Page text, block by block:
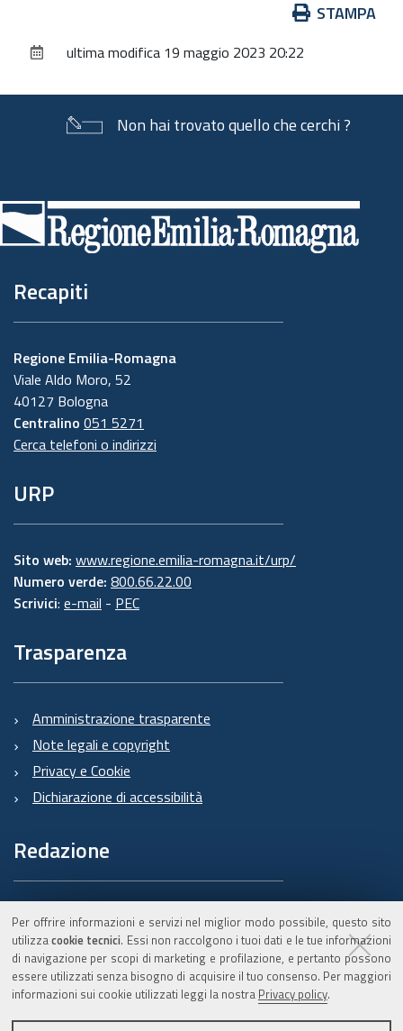
Per offrire informazioni e servizi nel miglior modo possibile, questo sito
utilizzacookie tecnici. Essi non raccolgono i tuoi dati e le tue informazioni
di navigazione per scopi di marketing e profilazione, e pertanto possono
essere utilizzati senza bisogno di acquisire il tuo consenso. Per maggiori
informazioni sui cookie utilizzati leggi la nostra Privacy policy.
documento
STAMPA
ultima modifica 19 maggio 2023 20:22
Non hai trovato quello che cerchi ?
di
pagina
Recapiti
Regione Emilia-Romagna
Viale Aldo Moro, 52
40127 Bologna
Centralino 051 5271
Cerca telefoni o indirizzi
URP
Sito web: www.regione.emilia-romagna.it/urp/
Numero verde: 800.66.22.00
Scrivici: e-mail - PEC
Trasparenza
Amministrazione trasparente
Note legali e copyright
Privacy e Cookie
Dichiarazione di accessibilità
Redazione
Informazioni sul Burert
e contatti
C.F. 800.625.903.79